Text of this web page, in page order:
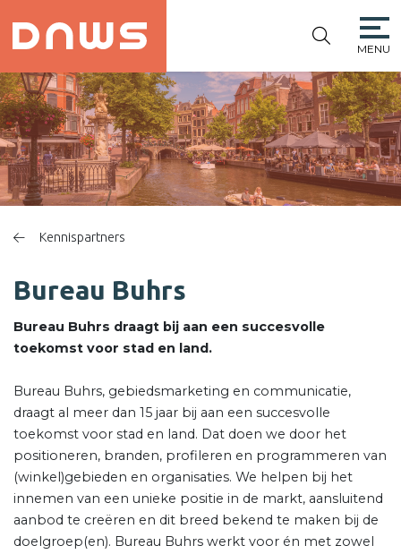
NIEUWE
WINKELSTRAAT
MENU
Kennispartners
Bureau Buhrs
Bureau Buhrs draagt bij aan een succesvolle
toekomst voor stad en land.
Bureau Buhrs, gebiedsmarketing en communicatie,
draagt al meer dan 15 jaar bij aan een succesvolle
toekomst voor stad en land. Dat doen we door het
positioneren, branden, profileren en programmeren van
(winkel)gebieden en organisaties. We helpen bij het
innemen van een unieke positie in de markt, aansluitend
aanbod te creëren en dit breed bekend te maken bij de
doelgroep(en). Bureau Buhrs werkt voor én met zowel